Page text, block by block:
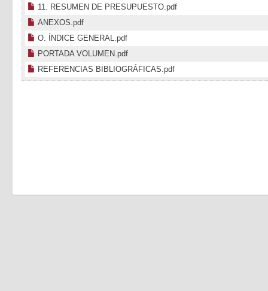
11. RESUMEN DE PRESUPUESTO.pdf
ANEXOS.pdf
O. ÍNDICE GENERAL.pdf
PORTADA VOLUMEN.pdf
REFERENCIAS BIBLIOGRÁFICAS.pdf